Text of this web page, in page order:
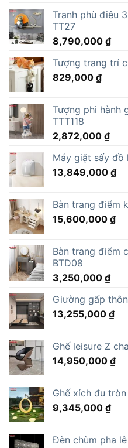
Tranh phù điêu
TT27
8,790,000 ₫
Tượng trang trí
829,000 ₫
Tượng phi hành
TTT118
2,872,000 ₫
Máy giặt sấy đồ
13,849,000 ₫
Bàn trang điểm
15,600,000 ₫
Bàn trang điểm
BTD08
3,250,000 ₫
Giường gấp
13,255,000 ₫
Ghế leisure Z
14,950,000 ₫
Ghế xích đu
9,345,000 ₫
Đèn chùm pha